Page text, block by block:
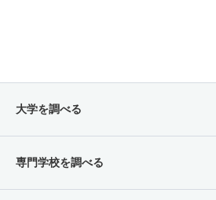
大学を調べる
専門学校を調べる